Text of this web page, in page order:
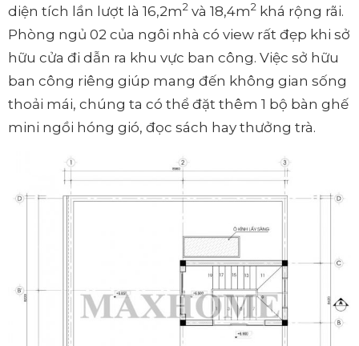
diện tích lần lượt là 16,2m2 và 18,4m2 khá rộng rãi.
Phòng ngủ 02 của ngôi nhà có view rất đẹp khi sở
hữu cửa đi dẫn ra khu vực ban công. Việc sở hữu
ban công riêng giúp mang đến không gian sống
thoải mái, chúng ta có thể đặt thêm 1 bộ bàn ghế
mini ngồi hóng gió, đọc sách hay thưởng trà.